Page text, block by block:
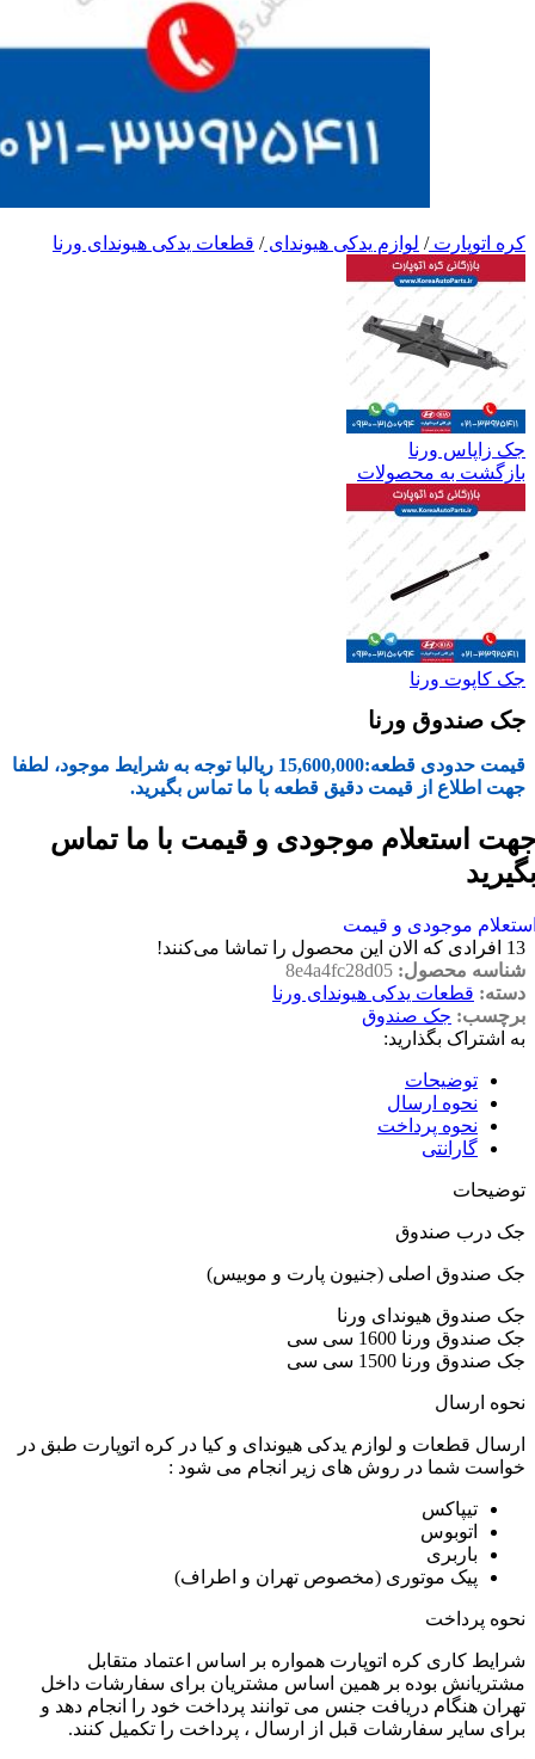
کره اتوپارت/ لوازم یدکی هیوندای/ قطعات یدکی هیوندای ورنا
جک زاپاس ورنا
بازگشت به محصولات
جک کاپوت ورنا
جک صندوق ورنا
قیمت حدودی قطعه:15,600,000 ریالبا توجه به شرایط موجود، لطفا
جهت اطلاع از قیمت دقیق قطعه با ما تماس بگیرید.
استعلام موجودی و قیمت با ما تماس
موجودی و قیمت
13 افرادی که الان این محصول را تماشا می‌کنند!
شناسه محصول: 8e4a4fc28d05
دسته: قطعات یدکی هیوندای ورنا
برچسب: جک صندوق
به اشتراک بگذارید:
توضیحات
نحوه ارسال
نحوه پرداخت
گارانتی
توضیحات
جک درب صندوق
جک صندوق اصلی (جنیون پارت و موبیس)
جک صندوق هیوندای ورنا
جک صندوق ورنا 1600 سی سی
جک صندوق ورنا 1500 سی سی
نحوه ارسال
ارسال قطعات و لوازم یدکی هیوندای و کیا در کره اتوپارت طبق در
خواست شما در روش های زیر انجام می شود :
تیپاکس
اتوبوس
باربری
پیک موتوری (مخصوص تهران و اطراف)
نحوه پرداخت
شرایط کاری کره اتوپارت همواره بر اساس اعتماد متقابل
مشتریانش بوده بر همین اساس مشتریان برای سفارشات داخل
تهران هنگام دریافت جنس می توانند پرداخت خود را انجام دهد و
برای سایر سفارشات قبل از ارسال ، پرداخت را تکمیل کنند.